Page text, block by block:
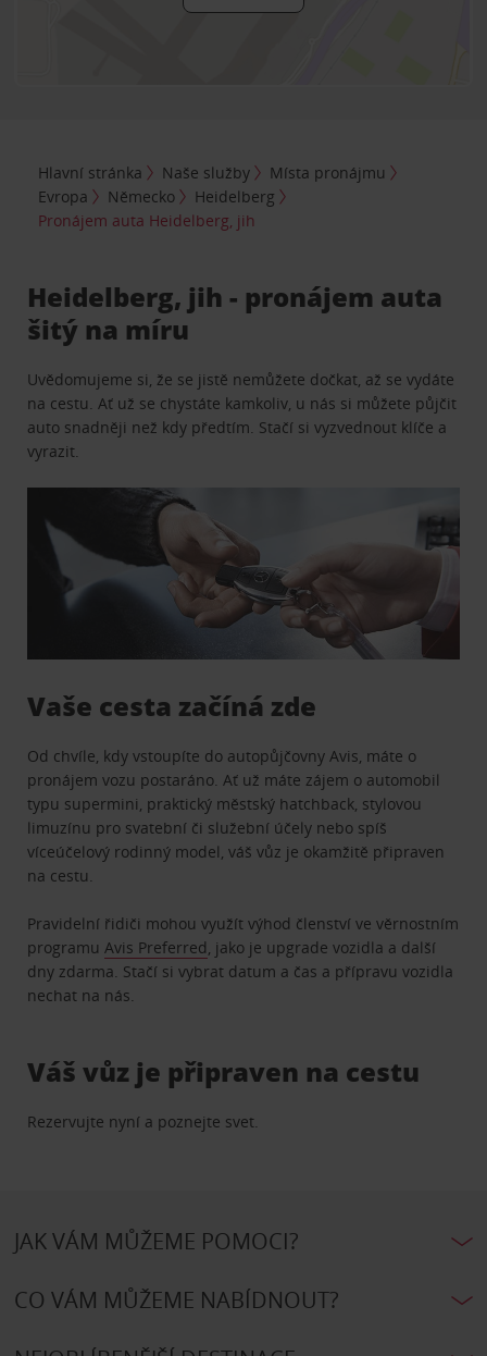
Hlavní stránka Naše služby
Místa pronájmu
Evropa
Německo
Heidelberg
Pronájem auta Heidelberg, jih
Heidelberg, jih - pronájem auta
šitý na míru
Uvědomujeme si, že se jistě nemůžete dočkat, až se vydáte
na cestu. Ať už se chystáte kamkoliv, u nás si můžete půjčit
auto snadněji než kdy předtím. Stačí si vyzvednout klíče a
vyrazit.
Vaše cesta začíná zde
Od chvíle, kdy vstoupíte do autopůjčovny Avis, máte o
pronájem vozu postaráno. Ať už máte zájem o automobil
typu supermini, praktický městský hatchback, stylovou
limuzínu pro svatební či služební účely nebo spíš
víceúčelový rodinný model, váš vůz je okamžitě připraven
na cestu.
Pravidelní řidiči mohou využít výhod členství ve věrnostním
programuAvis Preferred, jako je upgrade vozidla a další
dny zdarma. Stačí si vybrat datum a čas a přípravu vozidla
nechat na nás.
Váš vůz je připraven na cestu
Rezervujte nyní a poznejte svet.
JAK VÁM MŮŽEME POMOCI?
CO VÁM MŮŽEME NABÍDNOUT?